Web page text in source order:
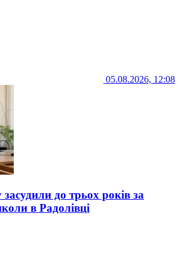
05.08.2026, 12:08
до трьох років за
в Радолівці